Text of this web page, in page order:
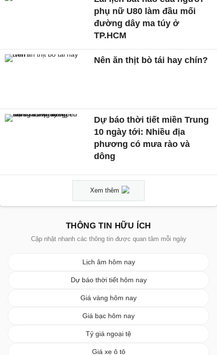
phụ nữ U80 làm đầu mối
đường dây ma túy ở
TP.HCM
Nên ăn thịt bò tái hay chín?
Dự báo thời tiết miền Trung
10 ngày tới: Nhiều địa
phương có mưa rào và
dông
Xem thêm
THÔNG TIN HỮU ÍCH
Cập nhật nhanh các thông tin được quan tâm mỗi ngày
Lịch âm hôm nay
Dự báo thời tiết hôm nay
Giá vàng hôm nay
Giá bạc hôm nay
Tỷ giá ngoại tệ
Giá xe ô tô